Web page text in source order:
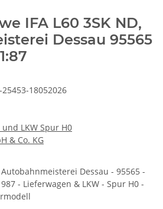
IFA L60 3SK ND,
Dessau 95565
25453-18052026
LKW Spur H0
& Co. KG
Autobahnmeisterei Dessau - 95565 -
- Lieferwagen & LKW - Spur H0 -